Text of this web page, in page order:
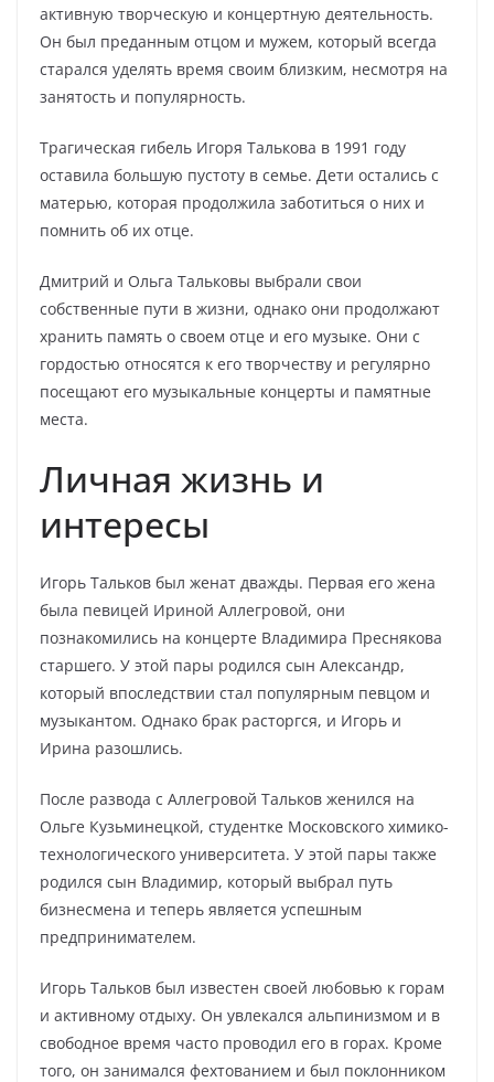
активную творческую и концертную деятельность.
Он был преданным отцом и мужем, который всегда
старался уделять время своим близким, несмотря на
занятость и популярность.
Трагическая гибель Игоря Талькова в 1991 году
оставила большую пустоту в семье. Дети остались с
матерью, которая продолжила заботиться о них и
помнить об их отце.
Дмитрий и Ольга Тальковы выбрали свои
собственные пути в жизни, однако они продолжают
хранить память о своем отце и его музыке. Они с
гордостью относятся к его творчеству и регулярно
посещают его музыкальные концерты и памятные
места.
Личная жизнь и
интересы
Игорь Тальков был женат дважды. Первая его жена
была певицей Ириной Аллегровой, они
познакомились на концерте Владимира Преснякова
старшего. У этой пары родился сын Александр,
который впоследствии стал популярным певцом и
музыкантом. Однако брак расторгся, и Игорь и
Ирина разошлись.
После развода с Аллегровой Тальков женился на
Ольге Кузьминецкой, студентке Московского химико-
технологического университета. У этой пары также
родился сын Владимир, который выбрал путь
бизнесмена и теперь является успешным
предпринимателем.
Игорь Тальков был известен своей любовью к горам
и активному отдыху. Он увлекался альпинизмом и в
свободное время часто проводил его в горах. Кроме
того, он занимался фехтованием и был поклонником